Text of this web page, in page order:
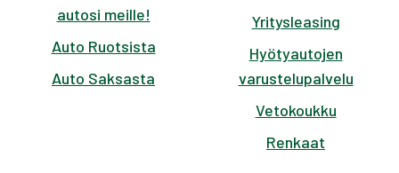
autosi meille!
Auto Ruotsista
Auto Saksasta
Yritysleasing
Hyötyautojen
varustelupalvelu
Vetokoukku
Renkaat